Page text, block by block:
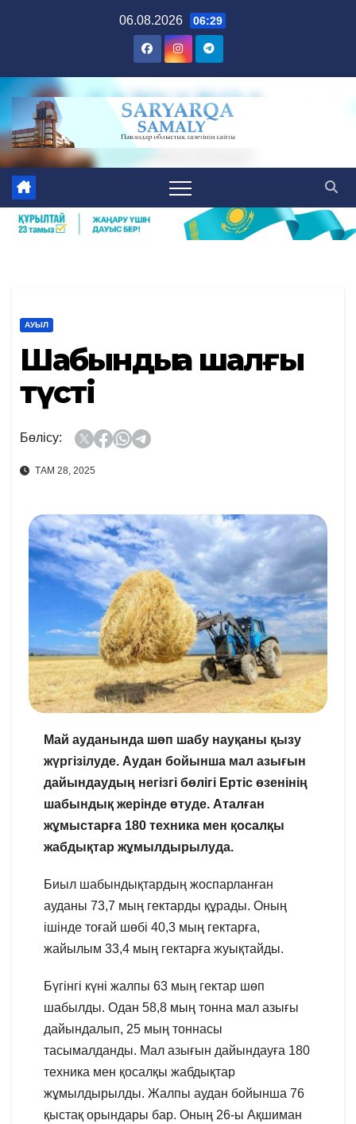
06.08.2026 06:29
АУЫЛ
Шабындыққа шалғы
түсті
Бөлісу:
ТАМ 28, 2025
Май ауданында шөп шабу науқаны қызу
жүргізілуде. Аудан бойынша мал азығын
дайындаудың негізгі бөлігі Ертіс өзенінің
шабындық жерінде өтуде. Аталған
жұмыстарға 180 техника мен қосалқы
жабдықтар жұмылдырылуда.
Биыл шабындықтардың жоспарланған
ауданы 73,7 мың гектарды құрады. Оның
ішінде тоғай шөбі 40,3 мың гектарға,
жайылым 33,4 мың гектарға жуықтайды.
Бүгінгі күні жалпы 63 мың гектар шөп
шабылды. Одан 58,8 мың тонна мал азығы
дайындалып, 25 мың тоннасы
тасымалданды. Мал азығын дайындауға 180
техника мен қосалқы жабдықтар
жұмылдырылды. Жалпы аудан бойынша 76
қыстақ орындары бар. Оның 26-ы Ақшиман